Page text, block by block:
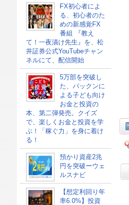
FX初心者によ
る、初心者のた
めの新感覚FX
番組 『教え
て！一夜漬け先生』を、松
井証券公式YouTubeチャン
ネルにて、配信開始
5万部を突破し
た、パックンに
よる子ども向け
お金と投資の
本、第二弾発売。クイズ
で、楽しくお金と投資を学
ぶ！「稼ぐ力」を身に着け
る！
預かり資産2兆
円を突破ーウェ
ルスナビ
【想定利回り年
率6.0%】投資